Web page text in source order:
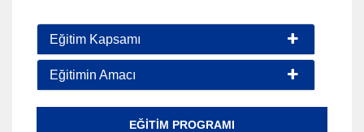
Eğitim Kapsamı
Eğitimin Amacı
EĞITIM PROGRAMI